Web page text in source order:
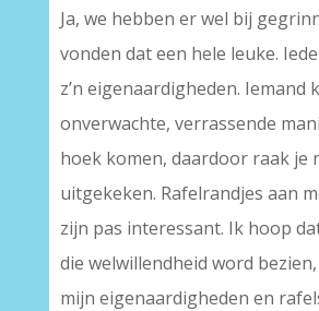
Ja, we hebben er wel bij
vonden dat een hele leuke.
z’n eigenaardigheden. Iemand
onverwachte, verrassende
hoek komen, daardoor raak je
uitgekeken. Rafelrandjes aan
zijn pas interessant. Ik hoop
die welwillendheid word
mijn eigenaardigheden en